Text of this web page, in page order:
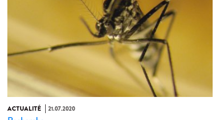
ACTUALITÉ 21.07.2020